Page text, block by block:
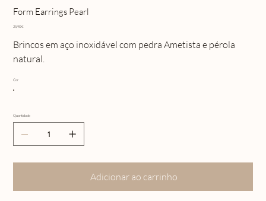
Form Earrings Pearl
Preço
25,90 €
Brincos em aço inoxidável com pedra Ametista e pérola
natural.
Cor
Quantidade
Adicionar ao carrinho